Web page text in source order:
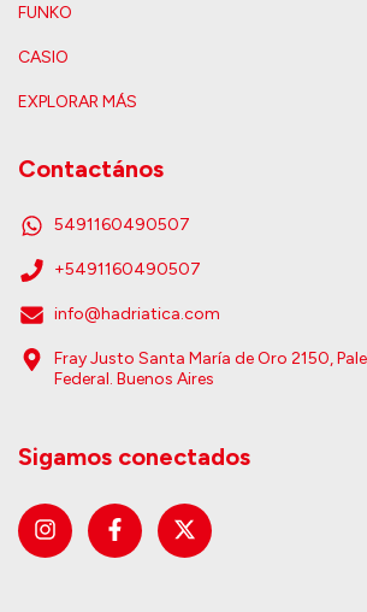
FUNKO
CASIO
EXPLORAR MÁS
Contactános
5491160490507
+5491160490507
info@hadriatica.com
Fray Justo Santa María de Oro 2150,
Federal. Buenos Aires
Sigamos conectados